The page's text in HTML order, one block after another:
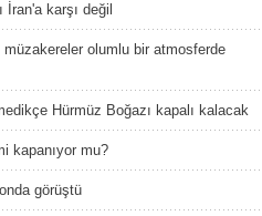
karşı değil
olumlu bir atmosferde
Hürmüz Boğazı kapalı kalacak
kapanıyor mu?
görüştü